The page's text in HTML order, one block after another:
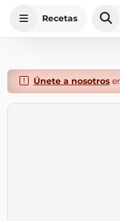
Recetas
Únete a nosotros